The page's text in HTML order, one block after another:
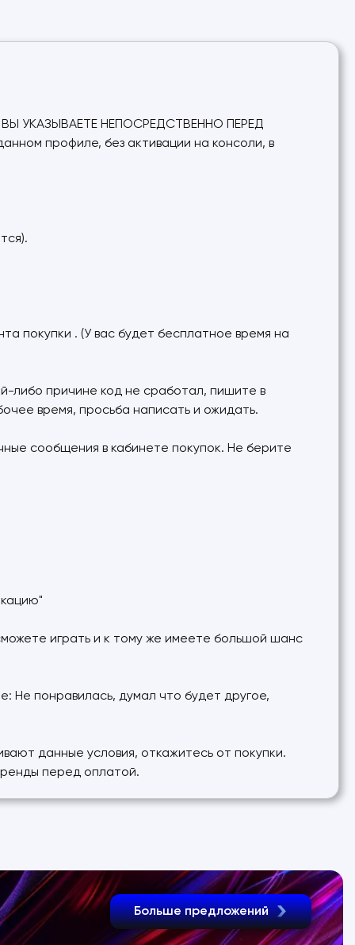
УКАЗЫВАЕТЕ НЕПОСРЕДСТВЕННО ПЕРЕД
профиле, без активации на консоли, в
покупки . (У вас будет бесплатное время на
либо причине код не сработал, пишите в
время, просьба написать и ожидать.
сообщения в кабинете покупок. Не берите
играть и к тому же имеете большой шанс
Не понравилась, думал что будет другое,
данные условия, откажитесь от покупки.
перед оплатой.
Больше предложений